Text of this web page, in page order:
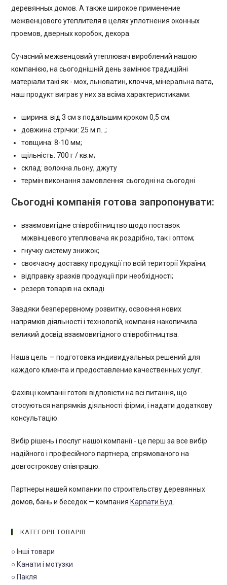
деревянных домов. А также широкое применение
межвенцового утеплителя в целях уплотнения оконных
проемов, дверных коробок, декора.
Сучасний межвенцовий утеплювач вироблений нашою
компанією, на сьогоднішній день замінює традиційні
матеріали такі як - мох, льноватин, клоччя, мінеральна вата,
наш продукт виграє у них за всіма характеристиками:
ширина: від 3 см з подальшим кроком 0,5 см;
довжина стрічки: 25 м.п. .;
товщина: 8-10 мм;
щільність: 700 г / кв.м;
склад: волокна льону, джуту
термін виконання замовлення: сьогодні на сьогодні
Сьогодні компанія готова запропонувати:
взаємовигідне співробітництво щодо поставок
міжвінцевого утеплювача як роздрібно, так і оптом;
гнучку систему знижок;
своєчасну доставку продукції по всій території України;
відправку зразків продукції при необхідності;
резерв товарів на складі.
Завдяки безперервному розвитку, освоєння нових
напрямків діяльності і технологій, компанія накопичила
великий досвід взаємовигідного співробітництва.
Наша цель — подготовка индивидуальных решений для
каждого клиента и предоставление качественных услуг.
Фахівці компанії готові відповісти на всі питання, що
стосуються напрямків діяльності фірми, і надати додаткову
консультацію.
Вибір рішень і послуг нашої компанії - це перш за все вибір
надійного і професійного партнера, спрямованого на
довгострокову співпрацю.
Партнеры нашей компании по строительству деревянных
домов, бань и беседок — компания Карпати Буд
КАТЕГОРІЇ ТОВАРІВ
○ Інші товари
○ Канати і мотузки
○ Пакля